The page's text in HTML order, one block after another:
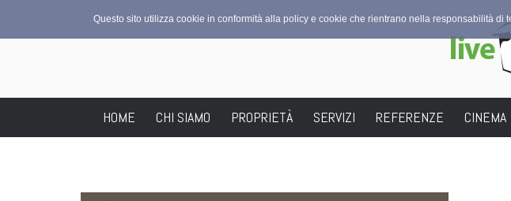
HOME CHI SIAMO PROPRIETÀ SERVIZI REFERENZE CINEMA
Questo sito utilizza cookie in conformità alla policy e cookie che rientrano nella responsabilità